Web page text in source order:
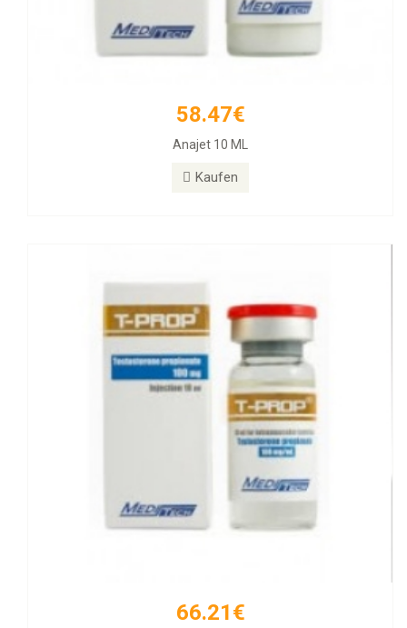
58.47€
Anajet 10 ML
Kaufen
66.21€
66.21€
T-PROP 100 mg